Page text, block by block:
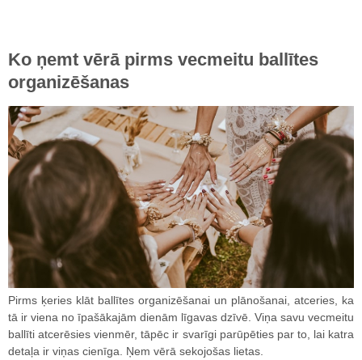
Ko ņemt vērā pirms vecmeitu ballītes
organizēšanas
Pirms ķeries klāt ballītes organizēšanai un plānošanai, atceries, ka
tā ir viena no īpašākajām dienām līgavas dzīvē. Viņa savu vecmeitu
ballīti atcerēsies vienmēr, tāpēc ir svarīgi parūpēties par to, lai katra
detaļa ir viņas cienīga. Ņem vērā sekojošas lietas.